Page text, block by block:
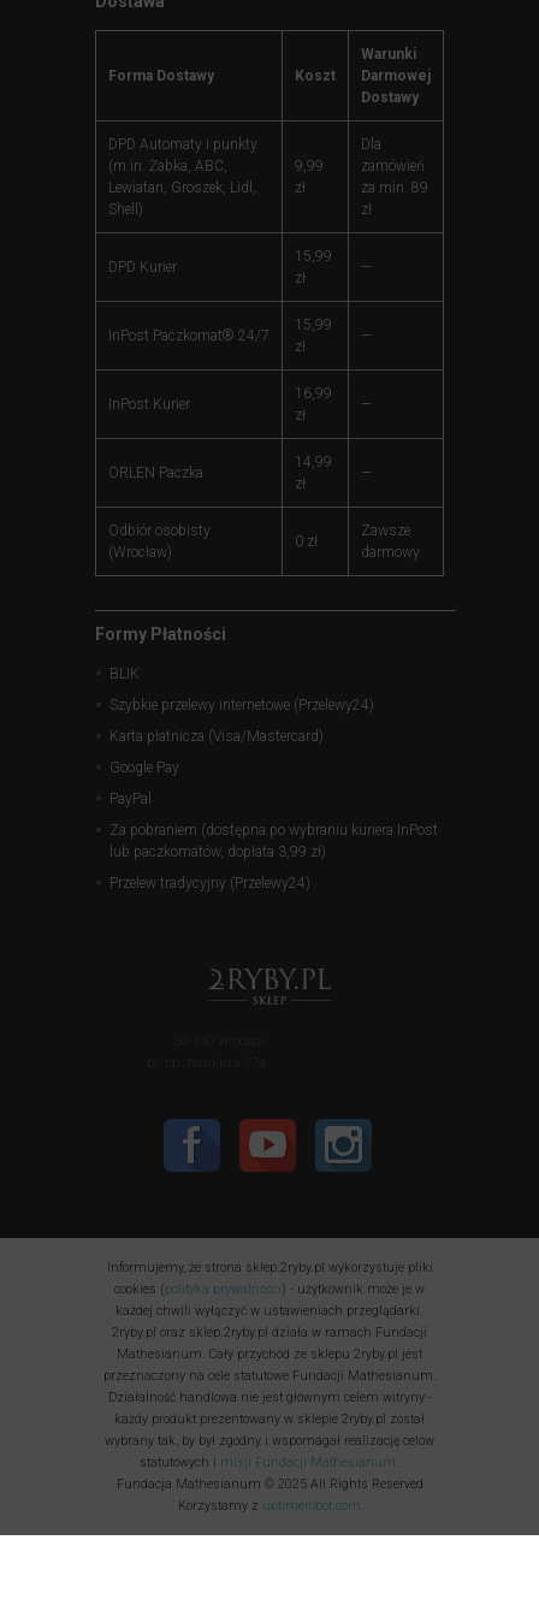
Forma Dostawy Koszt
Warunki
Darmowej
Dostawy
DPD Automaty i punkty
(m.in. Żabka, ABC,
Lewiatan, Groszek, Lidl,
Shell)
9,99
zł
Dla
zamówień
za min. 89
zł
DPD Kurier
15,99
zł
—
InPost Paczkomat® 24/7
15,99
zł
—
InPost Kurier
16,99
zł
—
ORLEN Paczka
14,99
zł
—
Odbiór osobisty
(Wrocław)
0 zł
Zawsze
darmowy
Formy Płatności
BLIK
Szybkie przelewy internetowe (Przelewy24)
Karta płatnicza (Visa/Mastercard)
Google Pay
PayPal
Za pobraniem (dostępna po wybraniu kuriera InPost
lub paczkomatów, dopłata 3,99 zł)
Przelew tradycyjny (Przelewy24)
Informujemy, że strona sklep.2ryby.pl wykorzystuje pliki
cookies (polityka prywatności) - użytkownik może je w
każdej chwili wyłączyć w ustawieniach przeglądarki.
2ryby.pl oraz sklep.2ryby.pl działa w ramach Fundacji
Mathesianum. Cały przychód ze sklepu 2ryby.pl jest
przeznaczony na cele statutowe Fundacji Mathesianum.
Działalność handlowa nie jest głównym celem witryny -
każdy produkt prezentowany w sklepie 2ryby.pl został
wybrany tak, by był zgodny i wspomagał realizację celów
statutowych i misji Fundacji Mathesianum.
Fundacja Mathesianum © 2025 All Rights Reserved
Korzystamy z uptimerobot.com